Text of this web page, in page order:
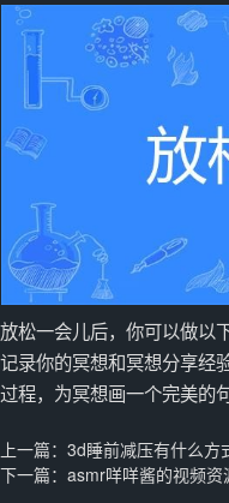
放松一会儿后，你可以做以
记录你的冥想和冥想分享经
过程，为冥想画一个完美的
上一篇： 3d睡前减压有什么方
下一篇： asmr咩咩酱的视频资